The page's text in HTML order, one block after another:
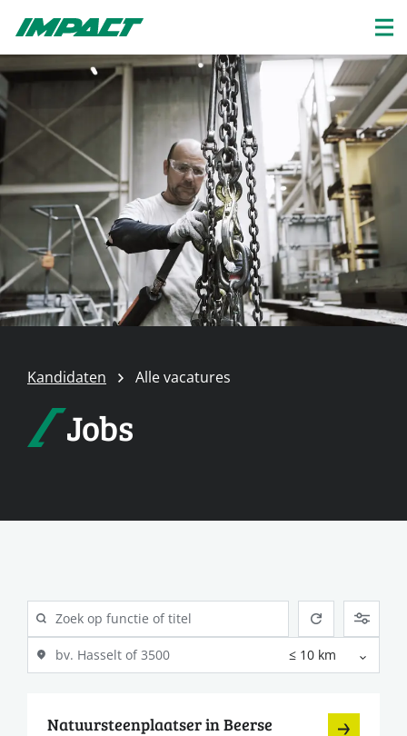
Kandidaten Alle vacatures
Jobs
Natuursteenplaatser in Beerse